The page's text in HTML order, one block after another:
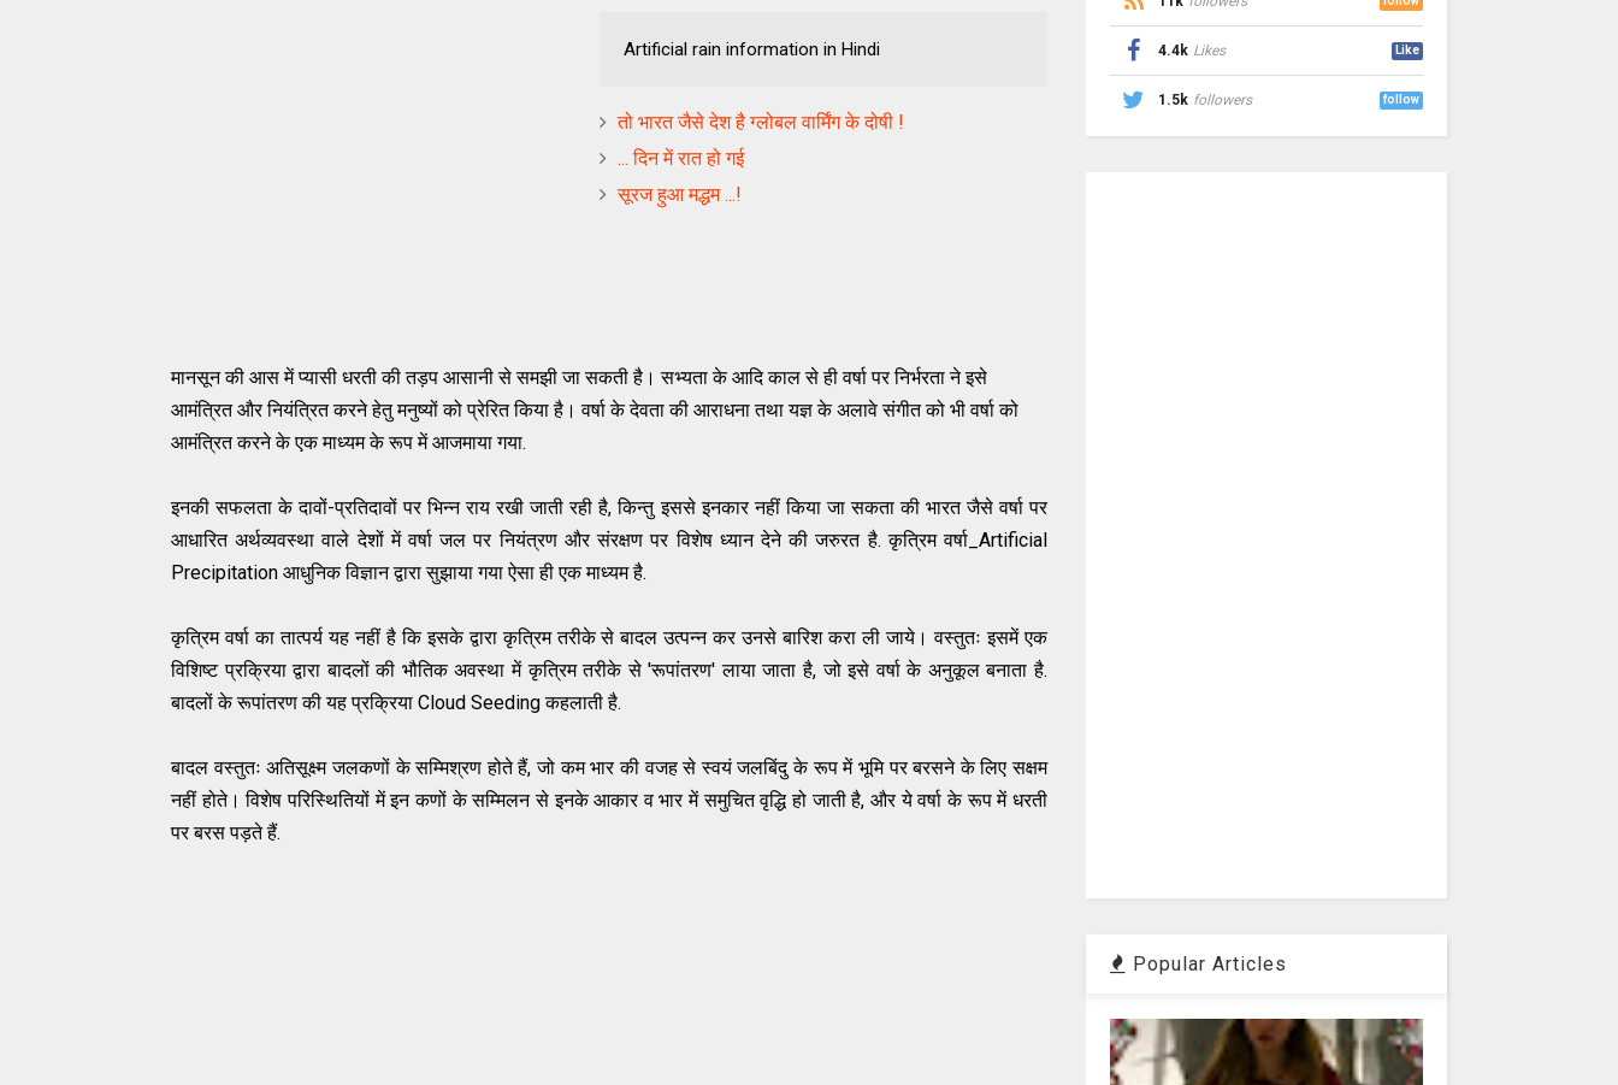
Artificial rain information in Hindi
तो भारत जैसे देश है ग्लोबल वार्मिंग के दोषी !
... दिन में रात हो गई
सूरज हुआ मद्धम ...!
मानसून की आस में प्यासी धरती की तड़प आसानी से समझी जा सकती है। सभ्यता के आदि काल से ही वर्षा पर निर्भरता ने इसे
आमंत्रित और नियंत्रित करने हेतु मनुष्यों को प्रेरित किया है। वर्षा के देवता की आराधना तथा यज्ञ के अलावे संगीत को भी वर्षा को
आमंत्रित करने के एक माध्यम के रूप में आजमाया गया.
इनकी सफलता के दावों-प्रतिदावों पर भिन्न राय रखी जाती रही है, किन्तु इससे इनकार नहीं किया जा सकता की भारत जैसे वर्षा पर
आधारित अर्थव्यवस्था वाले देशों में वर्षा जल पर नियंत्रण और संरक्षण पर विशेष ध्यान देने की जरुरत है. कृत्रिम वर्षा_Artificial
Precipitation आधुनिक विज्ञान द्वारा सुझाया गया ऐसा ही एक माध्यम है.
कृत्रिम वर्षा का तात्पर्य यह नहीं है कि इसके द्वारा कृत्रिम तरीके से बादल उत्पन्न कर उनसे बारिश करा ली जाये। वस्तुतः इसमें एक
विशिष्ट प्रक्रिया द्वारा बादलों की भौतिक अवस्था में कृत्रिम तरीके से 'रूपांतरण' लाया जाता है, जो इसे वर्षा के अनुकूल बनाता है.
बादलों के रूपांतरण की यह प्रक्रिया Cloud Seeding कहलाती है.
बादल वस्तुतः अतिसूक्ष्म जलकणों के सम्मिश्रण होते हैं, जो कम भार की वजह से स्वयं जलबिंदु के रूप में भूमि पर बरसने के लिए सक्षम
नहीं होते। विशेष परिस्थितियों में इन कणों के सम्मिलन से इनके आकार व भार में समुचित वृद्धि हो जाती है, और ये वर्षा के रूप में धरती
पर बरस पड़ते हैं.
4.4k Likes Like
1.5k followers follow
Popular Articles